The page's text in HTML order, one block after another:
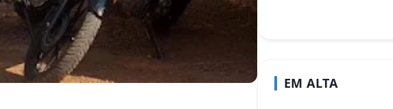
EM ALTA